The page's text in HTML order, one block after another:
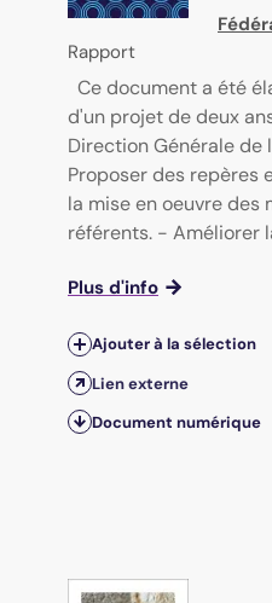
Rapport
Ce document a été
d'un projet de deux
Direction Générale de
Proposer des repères
la mise en oeuvre des
référents. - Améliorer
Plus d'info
Ajouter à la sélection
Lien externe
Document numérique